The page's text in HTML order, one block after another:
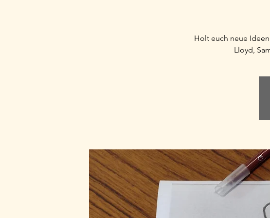
Holt euch neue
Lloyd,